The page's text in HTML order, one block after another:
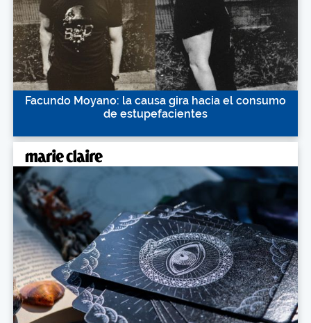
Facundo Moyano: la causa gira hacia el consumo
de estupefacientes